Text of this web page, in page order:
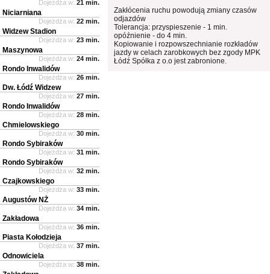
Zakłócenia ruchu powodują zmiany czasów
odjazdów
Tolerancja: przyspieszenie - 1 min.
opóźnienie - do 4 min.
Kopiowanie i rozpowszechnianie rozkładów
jazdy w celach zarobkowych bez zgody MPK
Łódź Spółka z o.o jest zabronione.
Dojeżdża w: 21 min.
Niciarniana
Dojeżdża w: 22 min.
Widzew Stadion
Dojeżdża w: 23 min.
Maszynowa
Dojeżdża w: 24 min.
Rondo Inwalidów
Dojeżdża w: 26 min.
Dw. Łódź Widzew
Dojeżdża w: 27 min.
Rondo Inwalidów
Dojeżdża w: 28 min.
Chmielowskiego
Dojeżdża w: 30 min.
Rondo Sybiraków
Dojeżdża w: 31 min.
Rondo Sybiraków
Dojeżdża w: 32 min.
Czajkowskiego
Dojeżdża w: 33 min.
Augustów NŻ
Dojeżdża w: 34 min.
Zakładowa
Dojeżdża w: 36 min.
Piasta Kołodzieja
Dojeżdża w: 37 min.
Odnowiciela
Dojeżdża w: 38 min.